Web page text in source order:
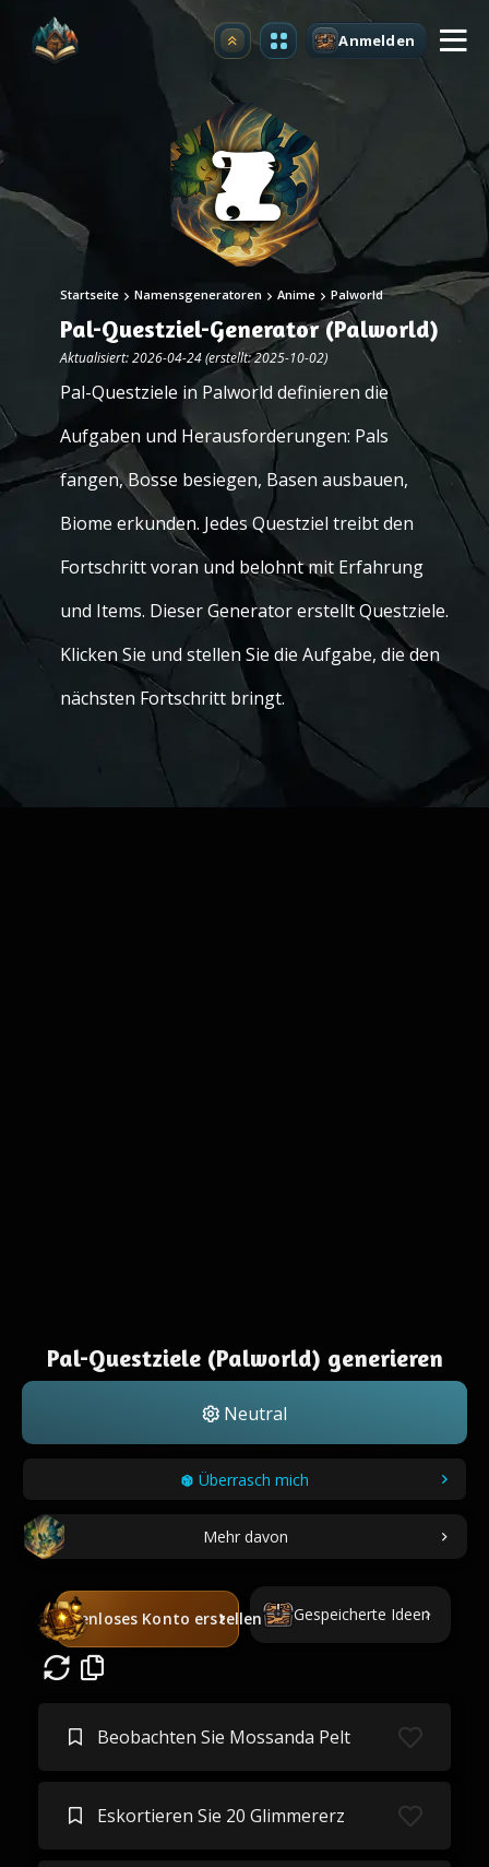
Upgrade Anmelden
Startseite Namensgeneratoren Anime Palworld
Pal-Questziel-Generator (Palworld)
Aktualisiert: 2026-04-24 (erstellt: 2025-10-02)
Pal-Questziele in Palworld definieren die
Aufgaben und Herausforderungen: Pals
fangen, Bosse besiegen, Basen ausbauen,
Biome erkunden. Jedes Questziel treibt den
Fortschritt voran und belohnt mit Erfahrung
und Items. Dieser Generator erstellt Questziele.
Klicken Sie und stellen Sie die Aufgabe, die den
nächsten Fortschritt bringt.
Pal-Questziele (Palworld) generieren
Neutral
Überrasch mich
Mehr davon
Kostenloses Konto erstellen Gespeicherte Ideen
Beobachten Sie Mossanda Pelt
Eskortieren Sie 20 Glimmererz